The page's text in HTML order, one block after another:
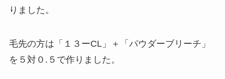
りました。
毛先の方は「１３ーCL」＋「パウダーブリーチ」
を５対０.５で作りました。